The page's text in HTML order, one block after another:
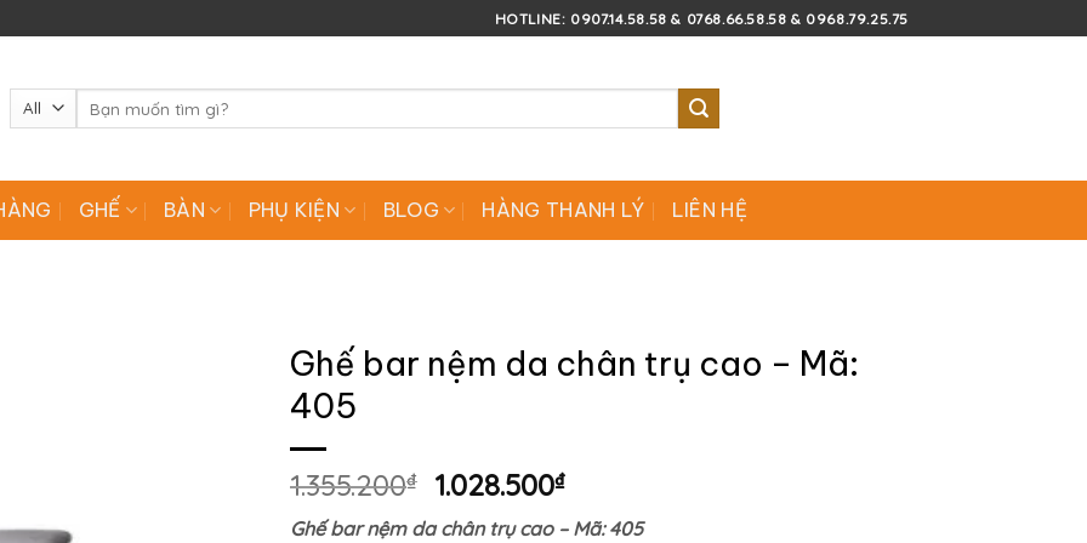
HOTLINE: 0907.14.58.58 & 0768.66.58.58 & 0968.79.25.75
kiếm:
GHẾ BÀN PHỤ KIỆN BLOG HÀNG THANH LÝ LIÊN HỆ
Ghế bar nệm da chân trụ cao – Mã:
405
1.355.200₫
Giá
gốc
1.028.500₫Giá
hiện
Ghế bar nệm da chân trụ cao – Mã: 405